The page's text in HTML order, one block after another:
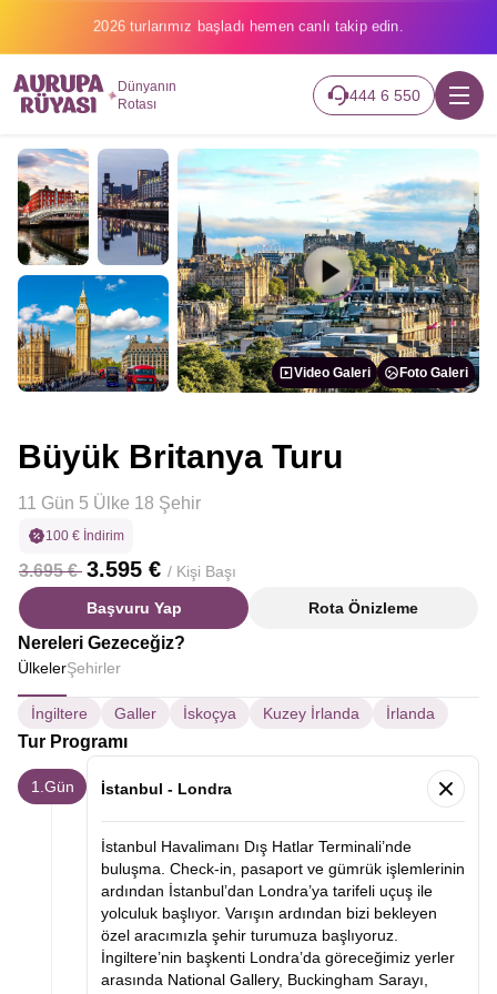
2026 turlarımız başladı hemen canlı takip edin.
Dünyanın
Rotası
444 6 550
Video Galeri Foto Galeri
Büyük Britanya Turu
11 Gün 5 Ülke 18 Şehir
100 € İndirim
3.695 € 3.595 € / Kişi Başı
Başvuru Yap Rota Önizleme
Nereleri Gezeceğiz?
ÜlkelerŞehirler
İngiltere Galler İskoçya Kuzey İrlanda İrlanda
Tur Programı
1.Gün İstanbul - Londra
İstanbul Havalimanı Dış Hatlar Terminali’nde
buluşma. Check-in, pasaport ve gümrük işlemlerinin
ardından İstanbul’dan Londra’ya tarifeli uçuş ile
yolculuk başlıyor. Varışın ardından bizi bekleyen
özel aracımızla şehir turumuza başlıyoruz.
İngiltere’nin başkenti Londra’da göreceğimiz yerler
arasında National Gallery, Buckingham Sarayı,